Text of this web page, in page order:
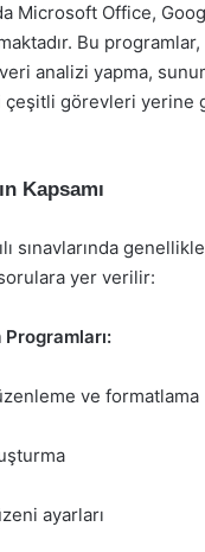
Microsoft Office,
Bu programlar,
analizi yapma,
çeşitli görevleri yerine
Kapsamı
sınavlarında
yer verilir:
ve formatlama
ayarları